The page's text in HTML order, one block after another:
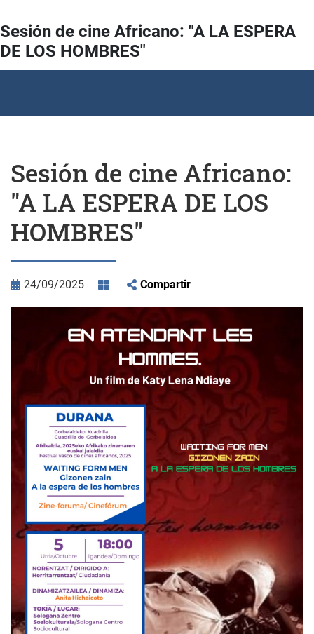
Sesión de cine Africano: "A LA ESPERA
DE LOS HOMBRES"
Sesión de cine Africano:
"A LA ESPERA DE LOS
HOMBRES"
24/09/2025 Compartir